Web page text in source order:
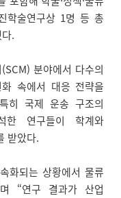
학술연구상 1명 등 총
.
분야에서 다수의
속에서 대응 전략을
히 국제 운송 구조의
한 연구들이 학계와
받았다.
화되는 상황에서 물류
“연구 결과가 산업